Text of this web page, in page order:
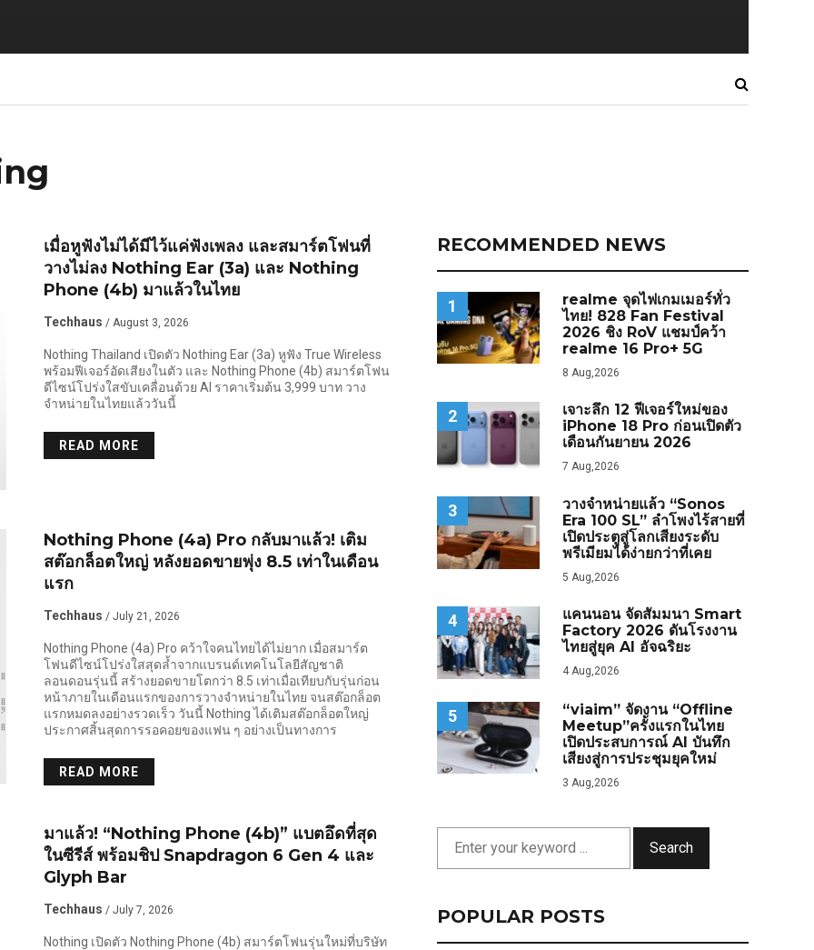
เมื่อหูฟังไม่ได้มีไว้แค่ฟังเพลง และสมาร์ตโฟนที่
วางไม่ลง Nothing Ear (3a) และ Nothing
Phone (4b) มาแล้วในไทย
Techhaus / August 3, 2026
Nothing Thailand เปิดตัว Nothing Ear (3a) หูฟัง True Wireless
พร้อมฟีเจอร์อัดเสียงในตัว และ Nothing Phone (4b) สมาร์ตโฟน
ดีไซน์โปร่งใสขับเคลื่อนด้วย AI ราคาเริ่มต้น 3,999 บาท วาง
จำหน่ายในไทยแล้ววันนี้
READ MORE
Nothing Phone (4a) Pro กลับมาแล้ว! เติม
สต๊อกล็อตใหญ่ หลังยอดขายพุ่ง 8.5 เท่าในเดือน
แรก
Techhaus / July 21, 2026
Nothing Phone (4a) Pro คว้าใจคนไทยได้ไม่ยาก เมื่อสมาร์ต
โฟนดีไซน์โปร่งใสสุดล้ำจากแบรนด์เทคโนโลยีสัญชาติ
ลอนดอนรุ่นนี้ สร้างยอดขายโตกว่า 8.5 เท่าเมื่อเทียบกับรุ่นก่อน
หน้าภายในเดือนแรกของการวางจำหน่ายในไทย จนสต๊อกล็อต
แรกหมดลงอย่างรวดเร็ว วันนี้ Nothing ได้เติมสต๊อกล็อตใหญ่
ประกาศสิ้นสุดการรอคอยของแฟน ๆ อย่างเป็นทางการ
READ MORE
มาแล้ว! “Nothing Phone (4b)” แบตอึดที่สุด
ในซีรีส์ พร้อมชิป Snapdragon 6 Gen 4 และ
Glyph Bar
Techhaus / July 7, 2026
Nothing เปิดตัว Nothing Phone (4b) สมาร์ตโฟนรุ่นใหม่ที่บริษัท
RECOMMENDED NEWS
1
realme จุดไฟเกมเมอร์ทั่ว
ไทย! 828 Fan Festival
2026 ชิง RoV แชมป์คว้า
realme 16 Pro+ 5G
8 Aug,2026
2
เจาะลึก 12 ฟีเจอร์ใหม่ของ
iPhone 18 Pro ก่อนเปิดตัว
เดือนกันยายน 2026
7 Aug,2026
3
วางจำหน่ายแล้ว “Sonos
Era 100 SL” ลำโพงไร้สายที่
เปิดประตูสู่โลกเสียงระดับ
พรีเมียมได้ง่ายกว่าที่เคย
5 Aug,2026
4
แคนนอน จัดสัมมนา Smart
Factory 2026 ดันโรงงาน
ไทยสู่ยุค AI อัจฉริยะ
4 Aug,2026
5
“viaim” จัดงาน “Offline
Meetup”ครั้งแรกในไทย
เปิดประสบการณ์ AI บันทึก
เสียงสู่การประชุมยุคใหม่
3 Aug,2026
Search
POPULAR POSTS